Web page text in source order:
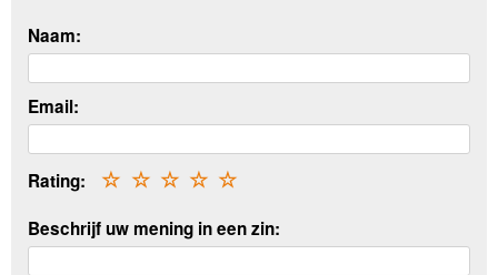
Naam:
Email:
Rating: ☆
☆
☆
☆
☆
Beschrijf uw mening in een zin: